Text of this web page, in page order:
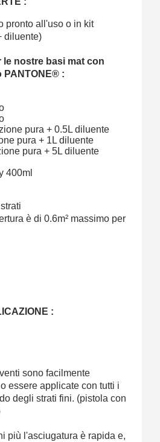
pronto all'uso o in kit
diluente)
le nostre basi mat con
PANTONE® :
pura + 0.5L diluente
pura + 1L diluente
pura + 5L diluente
400ml
è di 0.6m² massimo per
:
sono facilmente
essere applicate con tutti i
degli strati fini. (pistola con
più l'asciugatura è rapida e,